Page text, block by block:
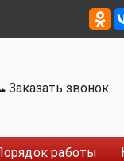
Заказать звонок
работы